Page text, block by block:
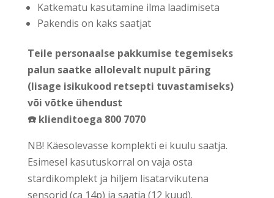
Katkematu kasutamine ilma laadimiseta
Pakendis on kaks saatjat
Teile personaalse pakkumise tegemiseks
palun saatke allolevalt nupult päring
(lisage isikukood retsepti tuvastamiseks)
või võtke ühendust
☎️ klienditoega 800 7070
NB! Käesolevasse komplekti ei kuulu saatja.
Esimesel kasutuskorral on vaja osta
stardikomplekt ja hiljem lisatarvikutena
sensorid (ca 14p) ja saatja (12 kuud).